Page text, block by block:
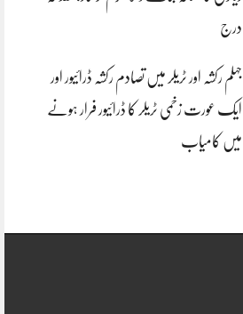
درج
جہلم رکشہ اور ٹریلر میں تصادم رکشہ ڈرائیور اور
ایک عورت زخمی ٹریلر کا ڈرائیور فرار ہونے
میں کامیاب